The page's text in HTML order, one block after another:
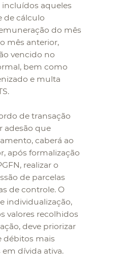
incluídos aqueles
de cálculo
do mês
mês anterior,
vencido no
bem como
e multa
de transação
adesão que
caberá ao
após formalização
realizar o
de parcelas
de controle. O
individualização,
valores recolhidos
deve priorizar
débitos mais
dívida ativa.